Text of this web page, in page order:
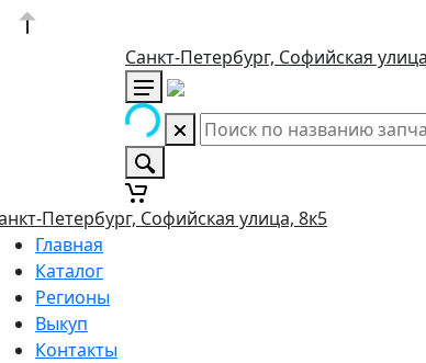
Санкт-Петербург, Софийская
Петербург, Софийская улица, 8к5
Главная
Каталог
Регионы
Выкуп
Контакты